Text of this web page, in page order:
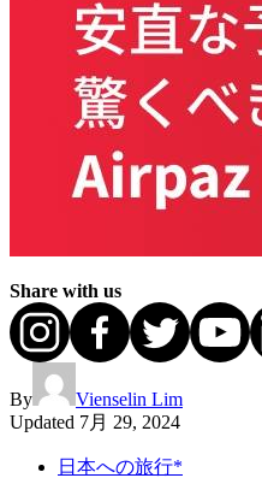
Share with us
By
Vienselin Lim
Updated 7月 29, 2024
日本への旅行*